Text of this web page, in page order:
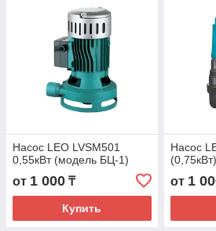
Насос LEO LVSM501
0,55кВт (модель БЦ-1)
от 1 000 ₸
Купить
Насос
(0,75кВт)
от 1